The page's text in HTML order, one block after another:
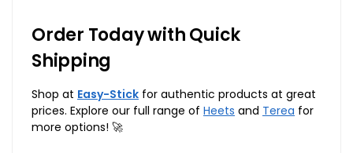
Order Today with Quick
Shipping
Shop at Easy-Stick for authentic products at great
prices. Explore our full range of Heets and Terea for
more options! 🚀